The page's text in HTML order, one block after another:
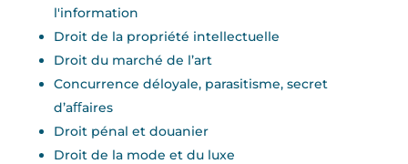
l'information
Droit de la propriété intellectuelle
Droit du marché de l’art
Concurrence déloyale, parasitisme, secret
d’aﬀaires
Droit pénal et douanier
Droit de la mode et du luxe